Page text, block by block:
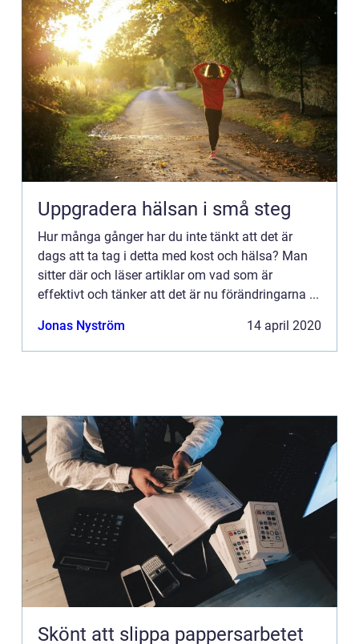
Uppgradera hälsan i små steg
Hur många gånger har du inte tänkt att det är
dags att ta tag i detta med kost och hälsa? Man
sitter där och läser artiklar om vad som är
effektivt och tänker att det är nu förändringarna ...
Jonas Nyström 14 april 2020
Skönt att slippa pappersarbetet